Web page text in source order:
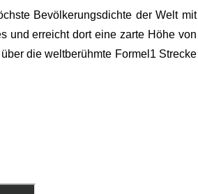
Bevölkerungsdichte der Welt mit
und erreicht dort eine zarte Höhe von
die weltberühmte Formel1 Strecke